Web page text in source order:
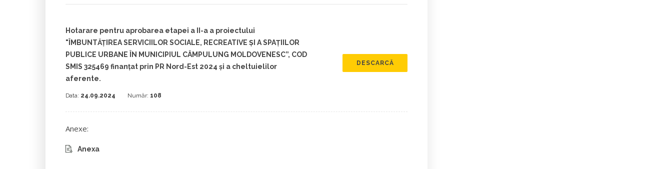
Hotarare pentru aprobarea etapei a II-a a proiectului
"ÎMBUNTĂŢIREA SERVICIILOR SOCIALE, RECREATIVE ŞI A SPAŢIILOR
PUBLICE URBANE ÎN MUNICIPIUL CÂMPULUNG MOLDOVENESC”, COD
SMIS 325469 finanțat prin PR Nord-Est 2024 și a cheltuielilor
aferente.
Data: 24.09.2024 Număr: 108
DESCARCĂ
Anexe:
Anexa